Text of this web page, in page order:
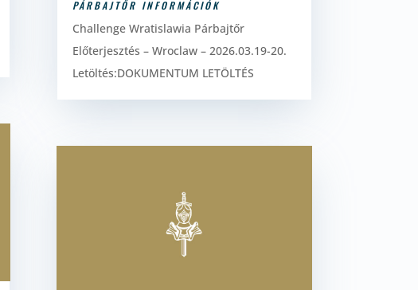
PÁRBAJTŐR INFORMÁCIÓK
Challenge Wratislawia Párbajtőr
Előterjesztés – Wroclaw – 2026.03.19-20.
Letöltés:DOKUMENTUM LETÖLTÉS